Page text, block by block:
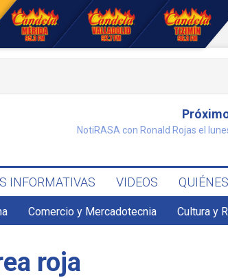
NotiRASA con Ronald Rojas el
INFORMATIVAS VIDEOS
Comercio y Mercadotecnia Cultura y
roja